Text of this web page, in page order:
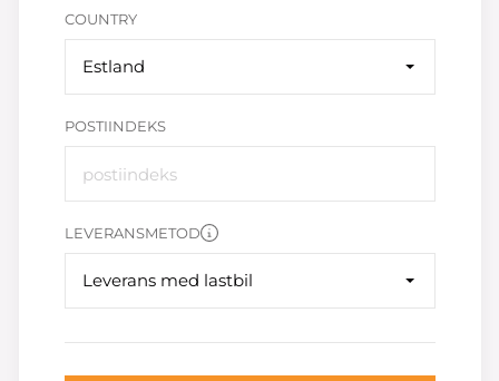
COUNTRY
Estland
POSTIINDEKS
LEVERANSMETOD
Leverans med lastbil